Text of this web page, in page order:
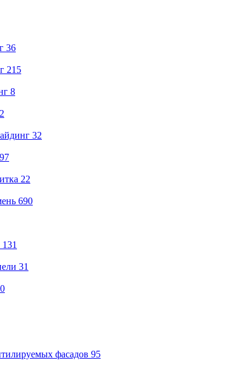
36
215
8
32
22
690
131
31
фасадов 95